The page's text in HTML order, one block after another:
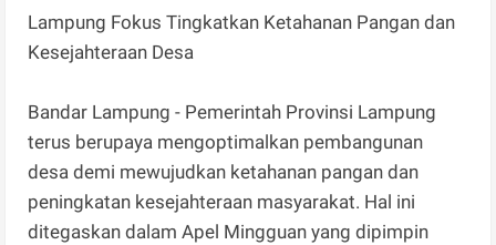
Lampung Fokus Tingkatkan Ketahanan Pangan dan
Kesejahteraan Desa
Bandar Lampung - Pemerintah Provinsi Lampung
terus berupaya mengoptimalkan pembangunan
desa demi mewujudkan ketahanan pangan dan
peningkatan kesejahteraan masyarakat. Hal ini
ditegaskan dalam Apel Mingguan yang dipimpin